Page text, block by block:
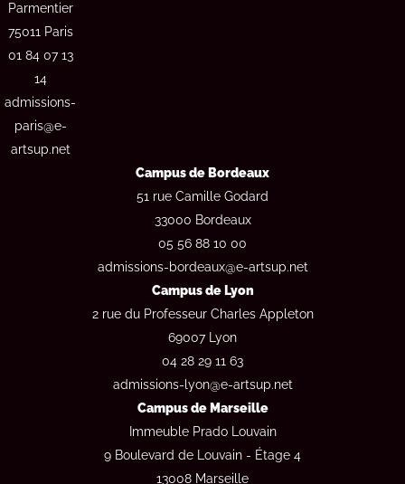
Parmentier
75011 Paris
01 84 07 13
14
admissions-
paris@e-
artsup.net
Campus de Bordeaux
51 rue Camille Godard
33000 Bordeaux
05 56 88 10 00
admissions-bordeaux@e-artsup.net
Campus de Lyon
2 rue du Professeur Charles Appleton
69007 Lyon
04 28 29 11 63
admissions-lyon@e-artsup.net
Campus de Marseille
Immeuble Prado Louvain
9 Boulevard de Louvain - Étage 4
13008 Marseille